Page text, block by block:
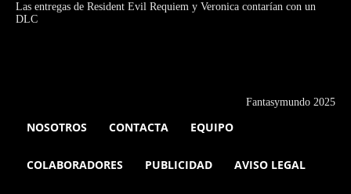
Las entregas de Resident Evil Requiem y Veronica contarían con un
DLC
Fantasymundo 2025
NOSOTROS CONTACTA EQUIPO
COLABORADORES PUBLICIDAD AVISO LEGAL